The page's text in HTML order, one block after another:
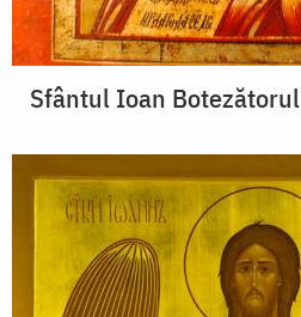
Sfântul Ioan Botezătorul